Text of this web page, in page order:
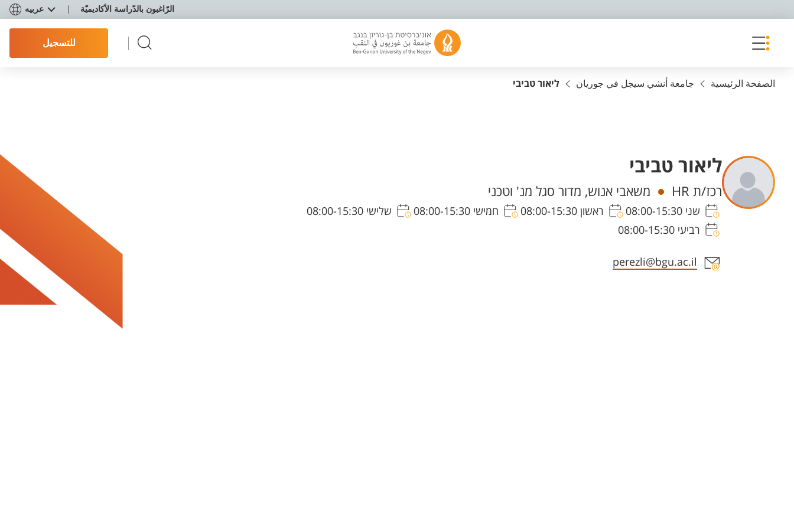
الرّاغبون بالدّراسة الأكاديميّة عربيه
للتسجيل
الصفحة الرئيسية جامعة أنشي سيجل في جوريان ליאור טביבי
ליאור טביבי
Departments
רכז/ת HR משאבי אנוש, מדור סגל מנ' וטכני
שני 08:00-15:30 ראשון 08:00-15:30 חמישי 08:00-15:30
שלישי 08:00-15:30
רביעי 08:00-15:30
Staff member contact section
perezli@bgu.ac.il